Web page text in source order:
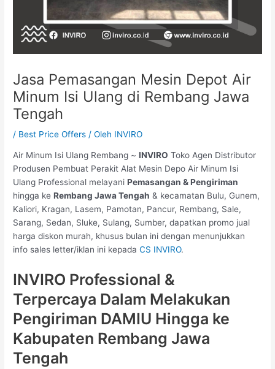
Jasa Pemasangan Mesin Depot Air
Minum Isi Ulang di Rembang Jawa
Tengah
/ Best Price Offers / Oleh INVIRO
Air Minum Isi Ulang Rembang ~INVIRO Toko Agen Distributor
Produsen Pembuat Perakit Alat Mesin Depo Air Minum Isi
Ulang Professional melayaniPemasangan & Pengiriman
hingga keRembang Jawa Tengah & kecamatan Bulu, Gunem,
Kaliori, Kragan, Lasem, Pamotan, Pancur, Rembang, Sale,
Sarang, Sedan, Sluke, Sulang, Sumber, dapatkan promo jual
harga diskon murah, khusus bulan ini dengan menunjukkan
info sales letter/iklan ini kepadaCS INVIRO.
INVIRO Professional &
Terpercaya Dalam Melakukan
Pengiriman DAMIU Hingga ke
Kabupaten Rembang Jawa
Tengah